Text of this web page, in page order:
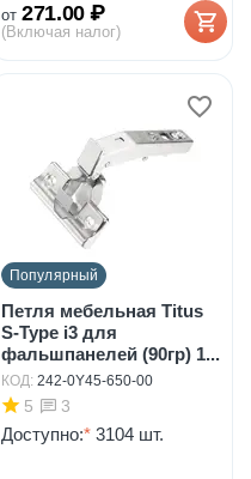
от 271.00 ₽
(Включая налог)
Популярный
Петля мебельная Titus
S-Type i3 для
фальшпанелей (90гр) 1...
КОД: 242-0Y45-650-00
5 3
Доступно:* 3104 шт.